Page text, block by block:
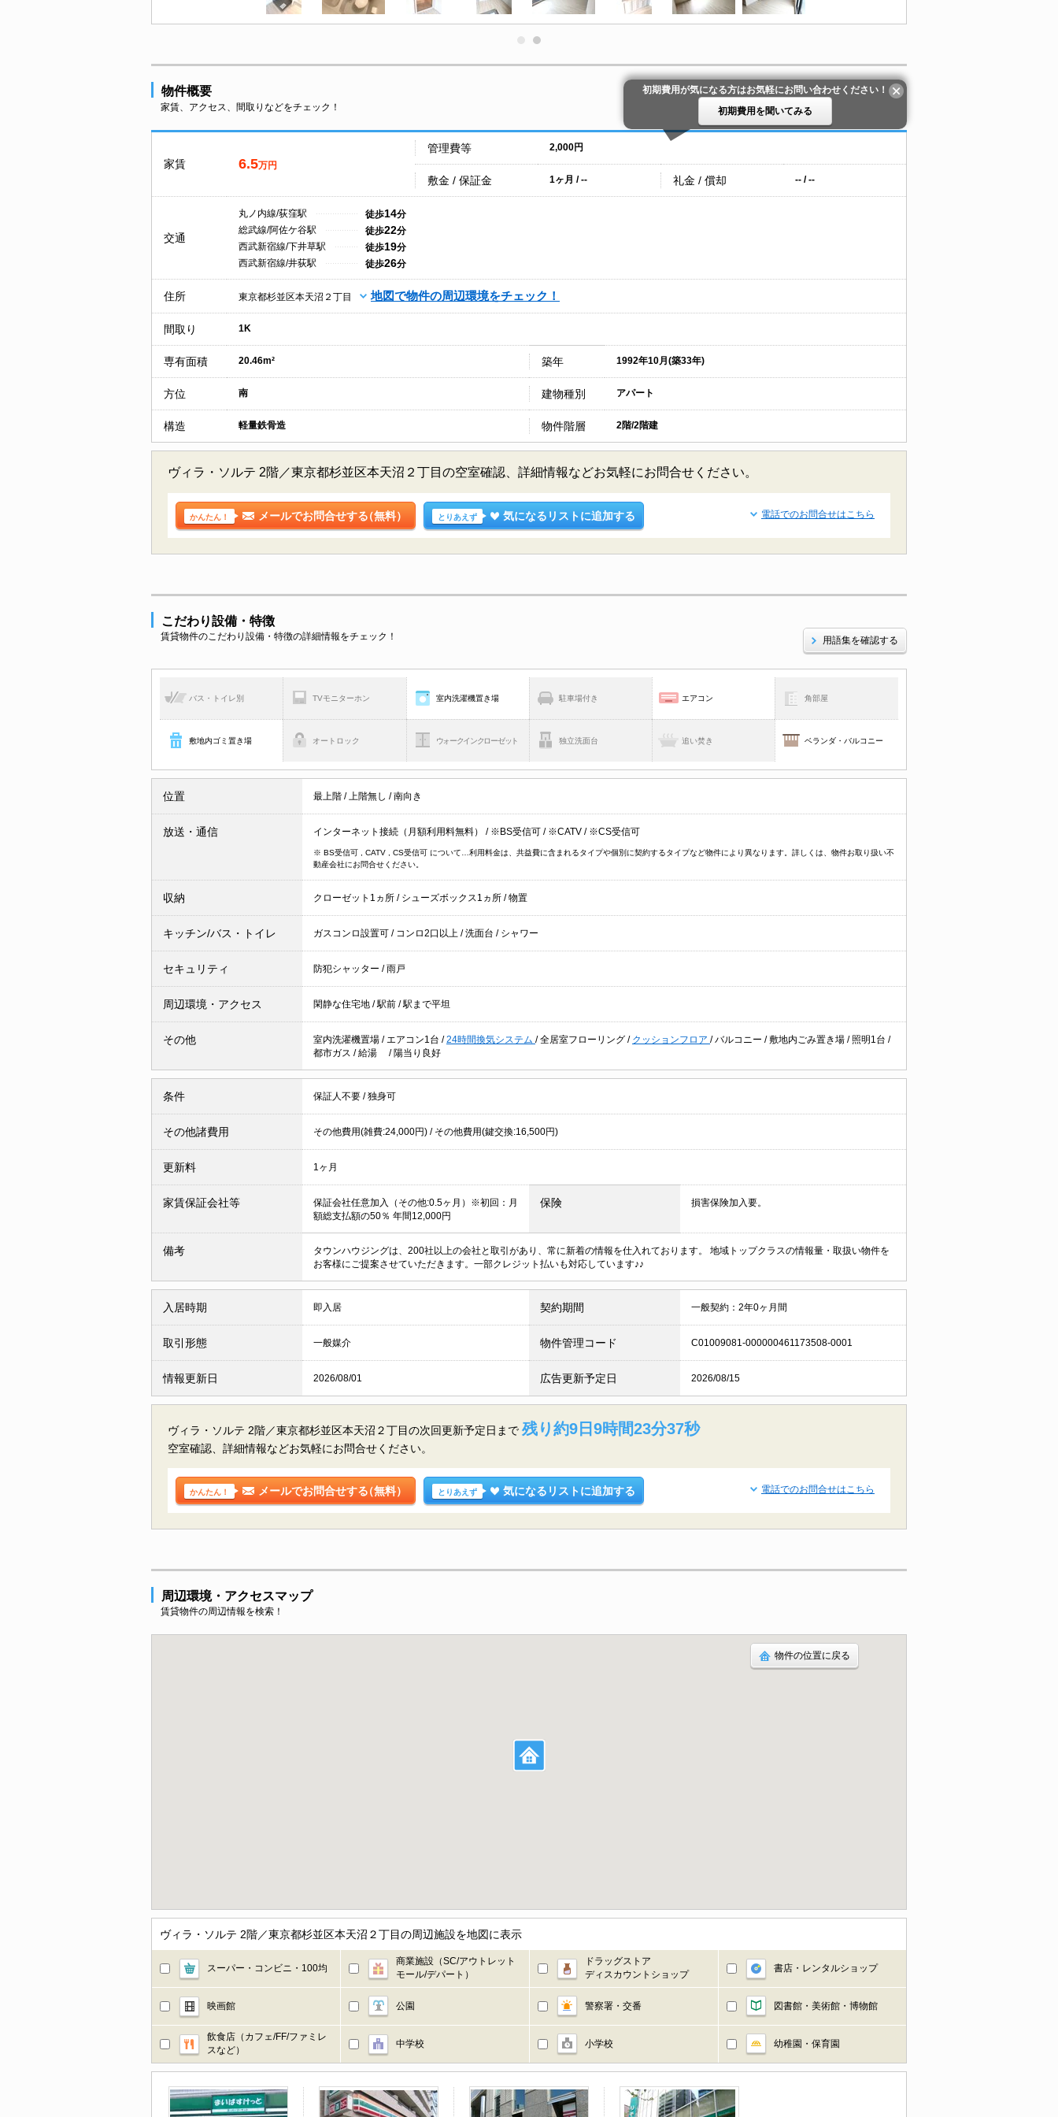
物件概要
家賃、アクセス、間取りなどをチェック！
初期費用が気になる方はお気軽にお問い合わせください！
初期費用を聞いてみる
家賃 6.5万円
管理費等 2,000円
敷金 / 保証金 1ヶ月 / -- 礼金 / 償却 -- / --
交通
丸ノ内線/荻窪駅 徒歩14分
総武線/阿佐ケ谷駅
徒歩22分
西武新宿線/下井草駅
徒歩19分
西武新宿線/井荻駅
徒歩26分
住所 東京都杉並区本天沼２丁目 地図で物件の周辺環境をチェック！
間取り 1K
専有面積 20.46m² 築年 1992年10月(築33年)
方位 南 建物種別 アパート
構造 軽量鉄骨造 物件階層 2階/2階建
ヴィラ・ソルテ 2階／東京都杉並区本天沼２丁目の空室確認、詳細情報などお気軽にお問合せください。
かんたん！ メールでお問合せする（無料） とりあえず 気になるリストに追加する 電話でのお問合せはこちら
こだわり設備・特徴
賃貸物件のこだわり設備・特徴の詳細情報をチェック！ 用語集を確認する
バス・トイレ別 TVモニターホン 室内洗濯機置き場 駐車場付き エアコン 角部屋
敷地内ゴミ置き場 オートロック ウォークインクローゼット 独立洗面台 追い焚き ベランダ・バルコニー
位置 最上階 / 上階無し /南向き
放送・通信 インターネット接続（月額利用料無料） / ※BS受信可 / ※CATV / ※CS受信可
※ BS受信可 , CATV , CS受信可 について…利用料金は、共益費に含まれるタイプや個別に契約するタイプなど物件により異なります。詳しくは、物件お取り扱い不
動産会社にお問合せください。
収納 クローゼット1ヵ所 / シューズボックス1ヵ所 /物置
キッチン/バス・トイレ ガスコンロ設置可 / コンロ2口以上 /洗面台 / シャワー
セキュリティ 防犯シャッター /雨戸
周辺環境・アクセス 閑静な住宅地 /駅前 /駅まで平坦
その他 室内洗濯機置場 / エアコン1台 /24時間換気システム /全居室フローリング / クッションフロア /バルコニー /敷地内ごみ置き場 / 照明1台 /
都市ガス /給湯 / 陽当り良好
条件 保証人不要 /独身可
その他諸費用 その他費用(雑費:24,000円) / その他費用(鍵交換:16,500円)
更新料 1ヶ月
家賃保証会社等
保証会社任意加入（その他:0.5ヶ月）※初回：月
額総支払額の50％ 年間12,000円
保険 損害保険加入要。
備考
タウンハウジングは、200社以上の会社と取引があり、常に新着の情報を仕入れております。 地域トップクラスの情報量・取扱い物件を
お客様にご提案させていただきます。一部クレジット払いも対応しています♪♪
入居時期 即入居 契約期間 一般契約：2年0ヶ月間
取引形態 一般媒介 物件管理コード C01009081-000000461173508-0001
情報更新日 2026/08/01 広告更新予定日 2026/08/15
ヴィラ・ソルテ 2階／東京都杉並区本天沼２丁目の次回更新予定日まで 残り約9日9時間23分36秒
空室確認、詳細情報などお気軽にお問合せください。
かんたん！ メールでお問合せする（無料） とりあえず 気になるリストに追加する 電話でのお問合せはこちら
周辺環境・アクセスマップ
賃貸物件の周辺情報を検索！
物件の位置に戻る
ヴィラ・ソルテ 2階／東京都杉並区本天沼２丁目の周辺施設を地図に表示
スーパー・コンビニ・100均
商業施設（SC/アウトレット
モール/デパート）
ドラッグストア
ディスカウントショップ
書店・レンタルショップ
映画館 公園 警察署・交番 図書館・美術館・博物館
飲食店（カフェ/FF/ファミレ
スなど）
中学校 小学校 幼稚園・保育園